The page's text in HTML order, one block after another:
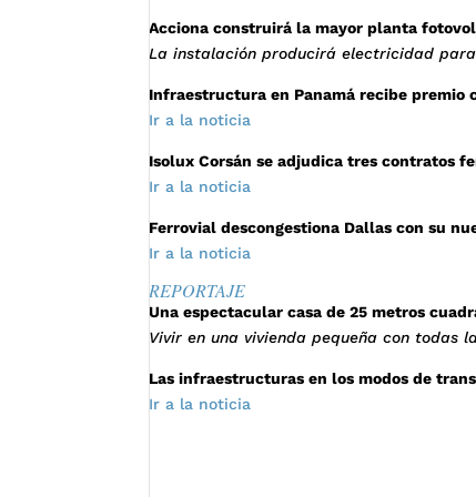
Acciona construirá la mayor planta
La instalación producirá electricidad
Infraestructura en Panamá recibe premio
Ir a la noticia
Isolux Corsán se adjudica tres contratos
Ir a la noticia
Ferrovial descongestiona Dallas con su
Ir a la noticia
REPORTAJE
Una espectacular casa de 25 metros
Vivir en una vivienda pequeña con todas
Las infraestructuras en los modos de
Ir a la noticia